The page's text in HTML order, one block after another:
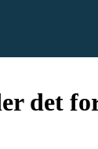
det